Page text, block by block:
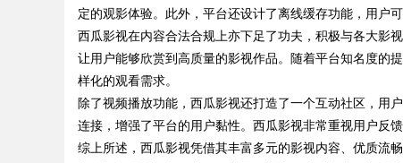
!
定的观影体验。此外，平台还设计了离线缓存功能，用户
西瓜影视在内容合法合规上亦下足了功夫，积极与各大影
让用户能够欣赏到高质量的影视作品。随着平台知名度的
样化的观看需求。
除了视频播放功能，西瓜影视还打造了一个互动社区，用
连接，增强了平台的用户黏性。西瓜影视非常重视用户反
综上所述，西瓜影视凭借其丰富多元的影视内容、优质流